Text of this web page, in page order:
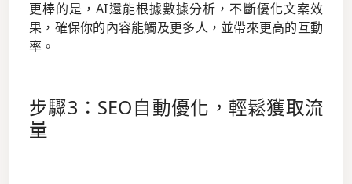
更棒的是，AI還能根據數據分析，不斷優化文案效
果，確保你的內容能觸及更多人，並帶來更高的互動
率。
步驟3：SEO自動優化，輕鬆獲取流
量